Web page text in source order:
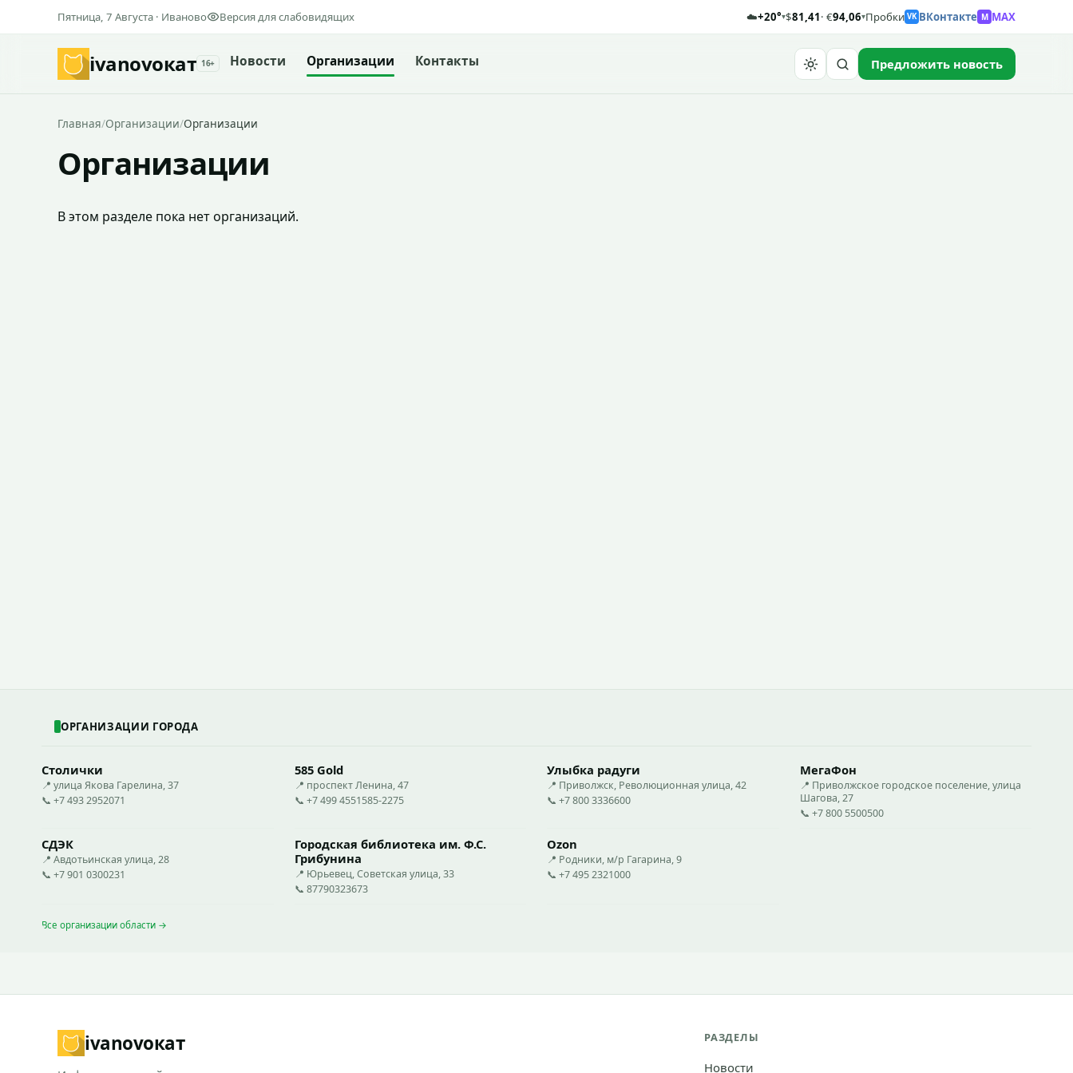
Пятница, 7 Августа · Иваново Версия для слабовидящих ☁️+20°▾$81,41· €94,06▾Пробки VK ВКонтакте M MAX
ivanovoкат 16+ Новости Организации Контакты Предложить новость
Главная/Организации/Организации
Организации
В этом разделе пока нет организаций.
ОРГАНИЗАЦИИ ГОРОДА
Столички
📍 улица Якова Гарелина, 37
📞 +7 493 2952071
585 Gold
📍 проспект Ленина, 47
📞 +7 499 4551585-2275
Улыбка радуги
📍 Приволжск, Революционная улица, 42
📞 +7 800 3336600
МегаФон
📍 Приволжское городское поселение, улица
Шагова, 27
📞 +7 800 5500500
СДЭК
📍 Авдотьинская улица, 28
📞 +7 901 0300231
Городская библиотека им. Ф.С.
Грибунина
📍 Юрьевец, Советская улица, 33
📞 87790323673
Ozon
📍 Родники, м/р Гагарина, 9
📞 +7 495 2321000
Все организации области →
ivanovoкат РАЗДЕЛЫ
Новости